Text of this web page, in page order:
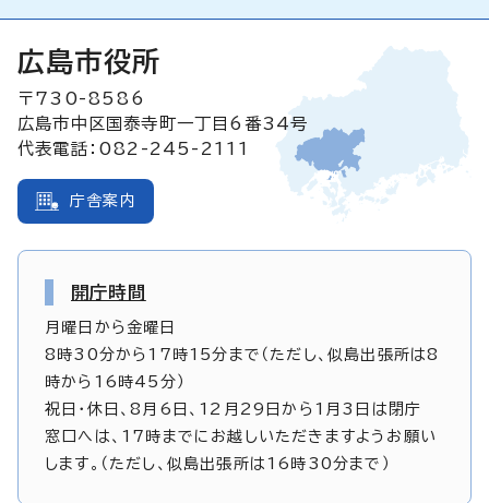
広島市役所
〒730-8586
広島市中区国泰寺町一丁目6番34号
代表電話：082-245-2111
庁舎案内
開庁時間
月曜日から金曜日
8時30分から17時15分まで（ただし、似島出張所は8
時から16時45分）
祝日・休日、8月6日、12月29日から1月3日は閉庁
窓口へは、17時までにお越しいただきますようお願い
します。（ただし、似島出張所は16時30分まで）